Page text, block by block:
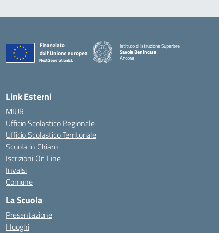
Istituto di Istruzione Superiore
Savoia Benincasa
Ancona
Link Esterni
MIUR
Ufficio Scolastico Regionale
Ufficio Scolastico Territoriale
Scuola in Chiaro
Iscrizioni On Line
Invalsi
Comune
La Scuola
Presentazione
I luoghi